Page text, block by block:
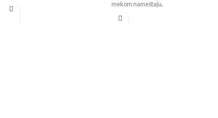
mekom nameštaju,